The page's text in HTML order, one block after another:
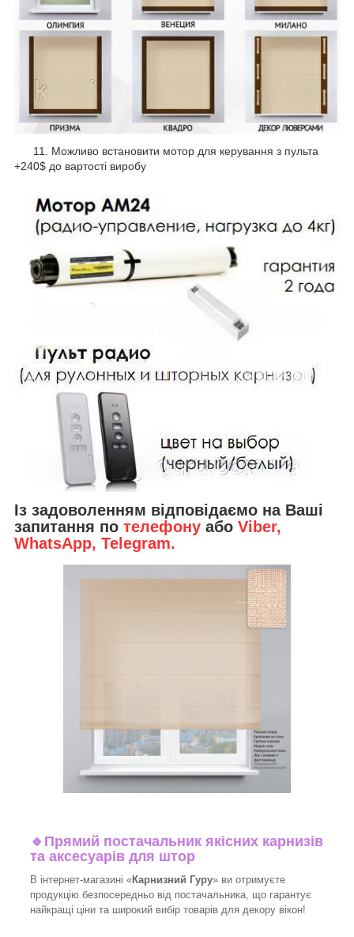
11. Можливо встановити мотор для керування з пульта
+240$ до вартості виробу
Із задоволенням відповідаємо на Ваші
запитання по телефону або Viber,
WhatsApp, Telegram.
🔹 Прямий постачальник якісних карнизів
та аксесуарів для штор
В інтернет-магазині «Карнизний Гуру» ви отримуєте
продукцію безпосередньо від постачальника, що гарантує
найкращі ціни та широкий вибір товарів для декору вікон!​